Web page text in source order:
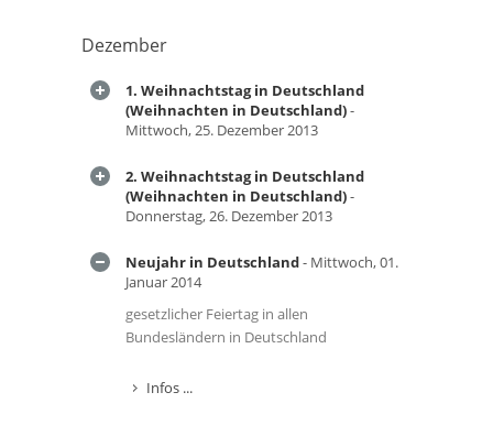
Dezember
1. Weihnachtstag in Deutschland
(Weihnachten in Deutschland)-
Mittwoch, 25. Dezember 2013
2. Weihnachtstag in Deutschland
(Weihnachten in Deutschland)-
Donnerstag, 26. Dezember 2013
Neujahr in Deutschland- Mittwoch, 01.
Januar 2014
gesetzlicher Feiertag in allen
Bundesländern in Deutschland
Infos ...